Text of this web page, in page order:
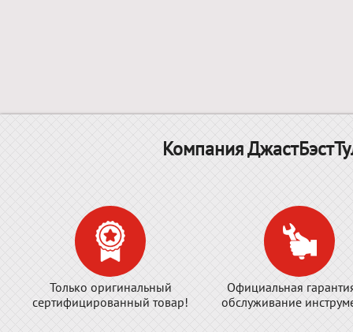
Компания
Только оригинальный
сертифицированный товар!
Официальная
обслуживание